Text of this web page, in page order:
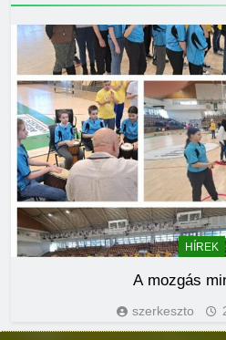
HÍREK
A mozgás
szerkeszto